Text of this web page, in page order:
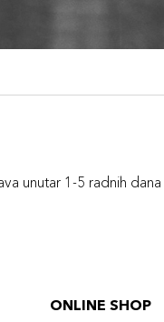
unutar 1-5 radnih dana
ONLINE SHOP